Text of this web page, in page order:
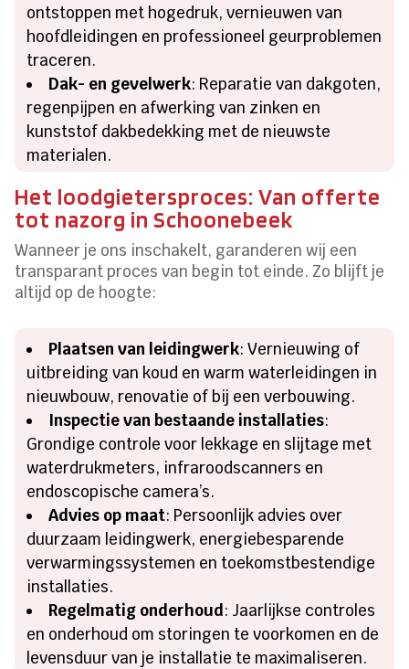
ontstoppen met hogedruk, vernieuwen van
hoofdleidingen en professioneel geurproblemen
traceren.
Dak- en gevelwerk: Reparatie van dakgoten,
regenpijpen en afwerking van zinken en
kunststof dakbedekking met de nieuwste
materialen.
Het loodgietersproces: Van offerte
tot nazorg in Schoonebeek
Wanneer je ons inschakelt, garanderen wij een
transparant proces van begin tot einde. Zo blijft je
altijd op de hoogte:
Plaatsen van leidingwerk: Vernieuwing of
uitbreiding van koud en warm waterleidingen in
nieuwbouw, renovatie of bij een verbouwing.
Inspectie van bestaande installaties:
Grondige controle voor lekkage en slijtage met
waterdrukmeters, infraroodscanners en
endoscopische camera’s.
Advies op maat: Persoonlijk advies over
duurzaam leidingwerk, energiebesparende
verwarmingssystemen en toekomstbestendige
installaties.
Regelmatig onderhoud: Jaarlijkse controles
en onderhoud om storingen te voorkomen en de
levensduur van je installatie te maximaliseren.